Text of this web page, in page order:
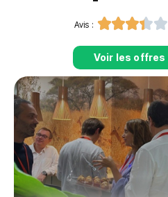
Avis : 
Voir les offres